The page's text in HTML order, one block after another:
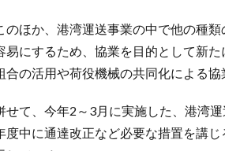
のほか、港湾運送事業の中で他の種
易にするため、協業を目的として新
合の活用や荷役機械の共同化による協
せて、今年2～3月に実施した、港湾
度中に通達改正など必要な措置を講